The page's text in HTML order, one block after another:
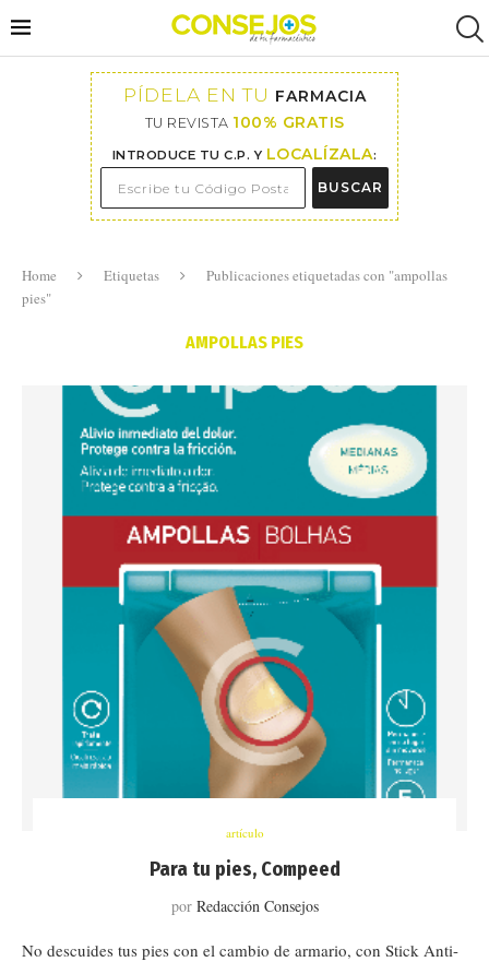
PÍDELA EN TU FARMACIA
TU REVISTA 100% GRATIS
INTRODUCE TU C.P. Y LOCALÍZALA:
BUSCAR
Home Etiquetas
Publicaciones etiquetadas con "ampollas
pies"
AMPOLLAS PIES
artículo
Para tu pies, Compeed
por Redacción Consejos
No descuides tus pies con el cambio de armario, con Stick Anti-